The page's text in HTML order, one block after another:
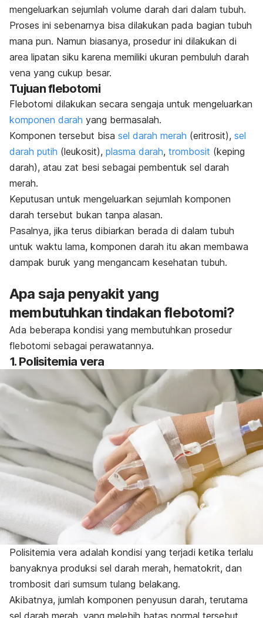
mengeluarkan sejumlah volume darah dari dalam tubuh.
Proses ini sebenarnya bisa dilakukan pada bagian tubuh
mana pun. Namun biasanya, prosedur ini dilakukan di
area lipatan siku karena memiliki ukuran pembuluh darah
vena yang cukup besar.
Tujuan flebotomi
Flebotomi dilakukan secara sengaja untuk mengeluarkan
komponen darah yang bermasalah.
Komponen tersebut bisa sel darah merah (eritrosit), sel
darah putih (leukosit), plasma darah, trombosit (keping
darah), atau zat besi sebagai pembentuk sel darah
merah.
Keputusan untuk mengeluarkan sejumlah komponen
darah tersebut bukan tanpa alasan.
Pasalnya, jika terus dibiarkan berada di dalam tubuh
untuk waktu lama, komponen darah itu akan membawa
dampak buruk yang mengancam kesehatan tubuh.
Apa saja penyakit yang
membutuhkan tindakan flebotomi?
Ada beberapa kondisi yang membutuhkan prosedur
flebotomi sebagai perawatannya.
1. Polisitemia vera
Polisitemia vera adalah kondisi yang terjadi ketika terlalu
banyaknya produksi sel darah merah, hematokrit, dan
trombosit dari sumsum tulang belakang.
Akibatnya, jumlah komponen penyusun darah, terutama
sel darah merah, yang melebih batas normal tersebut